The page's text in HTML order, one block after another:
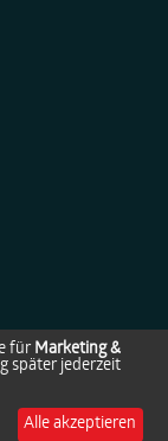
für Marketing &
später jederzeit
Alle akzeptieren